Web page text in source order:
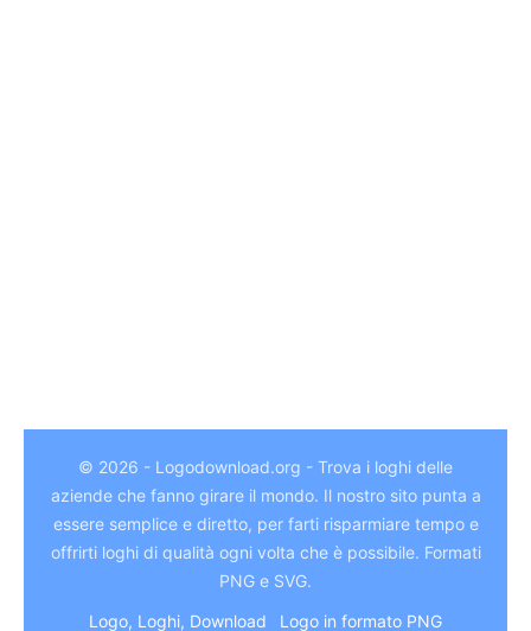
© 2026 - Logodownload.org - Trova i loghi delle
aziende che fanno girare il mondo. Il nostro sito punta a
essere semplice e diretto, per farti risparmiare tempo e
offrirti loghi di qualità ogni volta che è possibile. Formati
PNG e SVG.
Logo, Loghi, Download
Logo in formato PNG
Chinese
German